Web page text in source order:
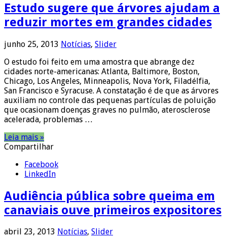
Estudo sugere que árvores ajudam a
reduzir mortes em grandes cidades
junho 25, 2013 Notícias, Slider
O estudo foi feito em uma amostra que abrange dez
cidades norte-americanas: Atlanta, Baltimore, Boston,
Chicago, Los Angeles, Minneapolis, Nova York, Filadélfia,
San Francisco e Syracuse. A constatação é de que as árvores
auxiliam no controle das pequenas partículas de poluição
que ocasionam doenças graves no pulmão, aterosclerose
acelerada, problemas …
Leia mais »
Compartilhar
Facebook
LinkedIn
Audiência pública sobre queima em
canaviais ouve primeiros expositores
abril 23, 2013 Notícias, Slider